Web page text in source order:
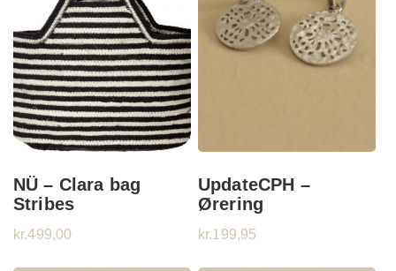
NÜ – Clara bag
Stribes
kr.499,00
UpdateCPH –
Ørering
kr.199,95